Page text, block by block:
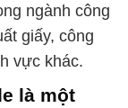
ngành công
giấy, công
vực khác.
là một